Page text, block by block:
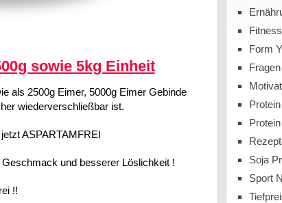
sowie 5kg Einheit
als 2500g Eimer, 5000g Eimer Gebinde
wiederverschließbar ist.
ASPARTAMFREI
und besserer Löslichkeit !
!!
Form
Soja
Sport